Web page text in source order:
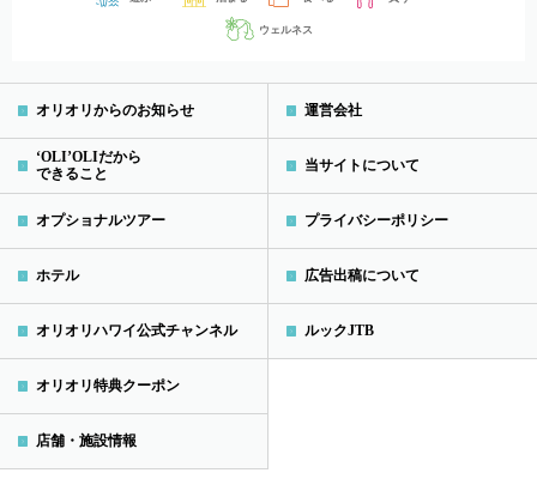
ウェルネス
オリオリからのお知らせ
‘OLI’OLIだから
できること
オプショナルツアー
ホテル
オリオリハワイ公式チャンネル
オリオリ特典クーポン
店舗・施設情報
運営会社
当サイトについて
プライバシーポリシー
広告出稿について
ルックJTB